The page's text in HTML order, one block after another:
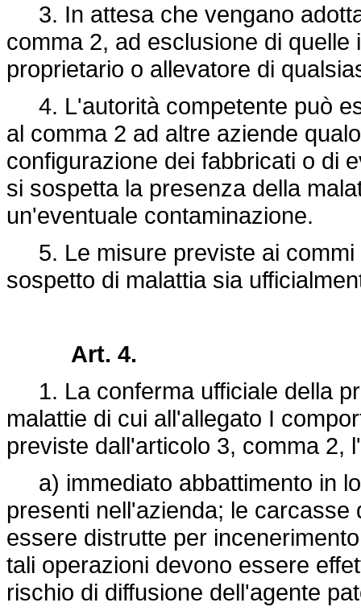
3. In attesa che vengano
comma 2, ad esclusione di
proprietario o allevatore di
4. L'autorità competente può
al comma 2 ad altre aziende
configurazione dei fabbricati o di
si sospetta la presenza della
un'eventuale contaminazione.
5. Le misure previste ai commi
sospetto di malattia sia
Art. 4.
1. La conferma ufficiale della
malattie di cui all'allegato I
previste dall'articolo 3, comma 2,
a) immediato abbattimento in
presenti nell'azienda; le
essere distrutte per
tali operazioni devono essere
rischio di diffusione dell'agente